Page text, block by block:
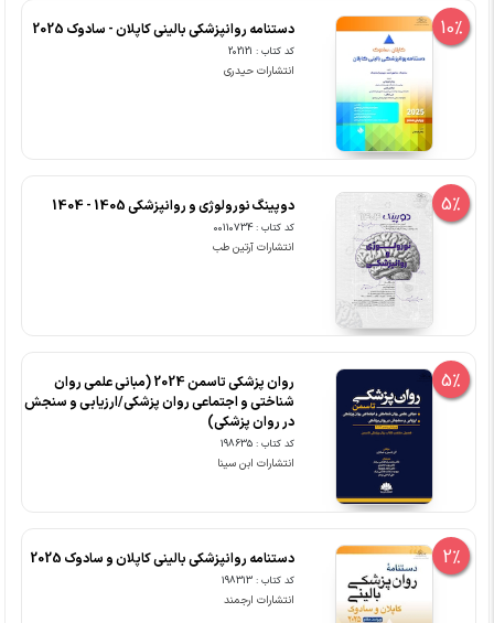
10% دستنامه روانپزشکی بالینی کاپلان - سادوک 2025
کد کتاب : 202121
انتشارات حیدری
5% دوپینگ نورولوژی و روانپزشکی 1405 - 1404
کد کتاب : 00110734
انتشارات آرتین طب
5%
روان پزشکی تاسمن 2024 (مبانی علمی روان
شناختی و اجتماعی روان پزشکی/ارزیابی و سنجش
در روان پزشکی)
کد کتاب : 198635
انتشارات ابن سینا
2% دستنامه روانپزشکی بالینی کاپلان و سادوک 2025
کد کتاب : 198313
انتشارات ارجمند